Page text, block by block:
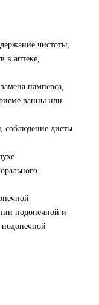
чистоты,
в аптеке,
памперса,
ванны или
соблюдение диеты
подопечной и